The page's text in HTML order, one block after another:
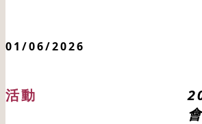
01/06/2026
活動